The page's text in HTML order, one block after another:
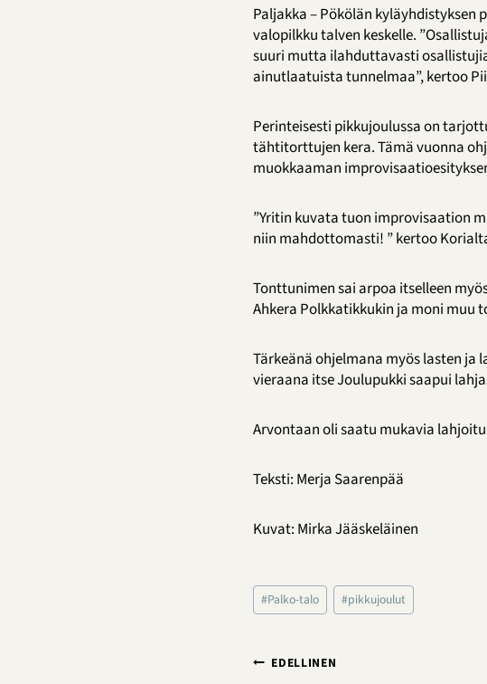
Paljakka – Pökölän
valopilkku talven keskelle.
suuri mutta ilahduttavasti
ainutlaatuista tunnelmaa”, kertoo
Perinteisesti pikkujoulussa on
tähtitorttujen kera. Tämä vuonna
muokkaaman
”Yritin kuvata tuon improvisaation
niin mahdottomasti! ” kertoo
Tonttunimen sai arpoa itselleen
Ahkera Polkkatikkukin ja moni muu
Tärkeänä ohjelmana myös lasten
vieraana itse Joulupukki saapui
Arvontaan oli saatu mukavia
Teksti: Merja Saarenpää
Kuvat: Mirka Jääskeläinen
Avainsanat:
#Palko-talo #pikkujoulut
Artikkelien
EDELLINEN